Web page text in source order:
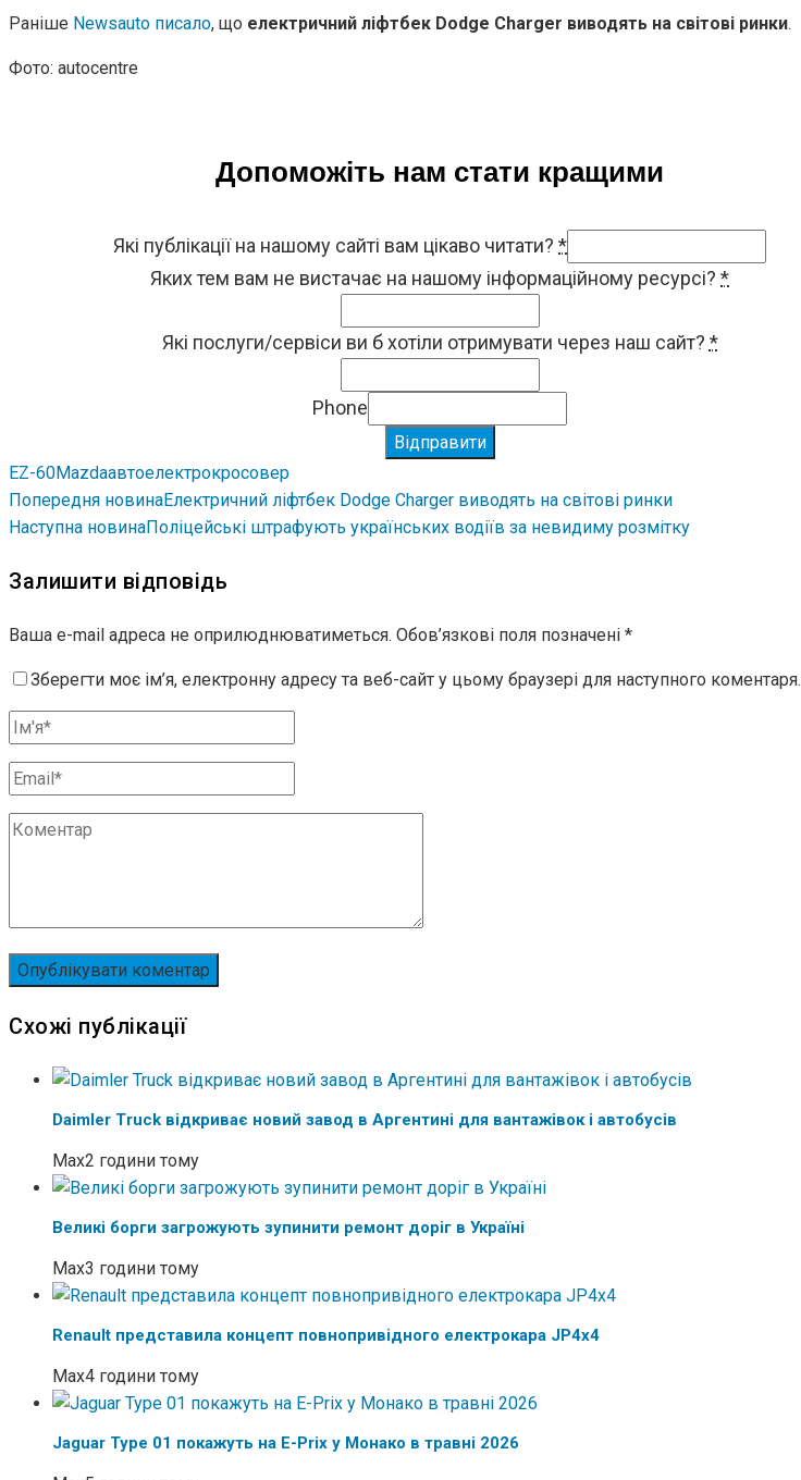
Раніше Newsauto писало, що електричний ліфтбек Dodge Charger виводять на світові ринки.
Фото: autocentre
Допоможіть нам стати кращими
Які публікації на нашому сайті вам цікаво читати? *
Яких тем вам не вистачає на нашому інформаційному ресурсі? *
Які послуги/сервіси ви б хотіли отримувати через наш сайт? *
Phone
Відправити
EZ-60Mazdaавтоелектрокросовер
Попередня новинаЕлектричний ліфтбек Dodge Charger виводять на світові ринки
Наступна новинаПоліцейські штрафують українських водіїв за невидиму розмітку
Залишити відповідь
Ваша e-mail адреса не оприлюднюватиметься. Обов’язкові поля позначені *
Зберегти моє ім’я, електронну адресу та веб-сайт у цьому браузері для наступного коментаря.
Схожі публікації
Daimler Truck відкриває новий завод в Аргентині для вантажівок і автобусів
Max2 години тому
Великі борги загрожують зупинити ремонт доріг в Україні
Max3 години тому
Renault представила концепт повнопривідного електрокара JP4x4
Max4 години тому
Jaguar Type 01 покажуть на E-Prix у Монако в травні 2026